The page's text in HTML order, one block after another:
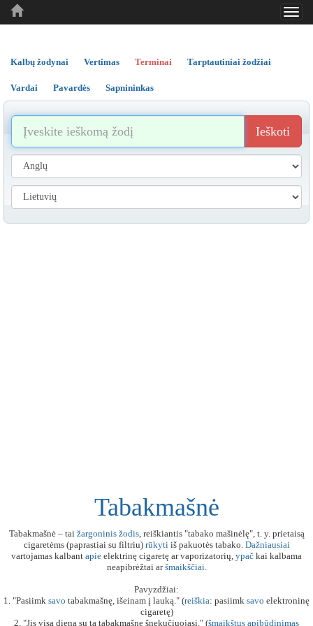
..
..
Kalbų žodynai Vertimas Terminai Tarptautiniai žodžiai
Vardai Pavardės Sapnininkas
Ieškoti
Tabakmašnė
Tabakmašnė – tai žargoninis žodis, reiškiantis "tabako mašinėlę", t. y. prietaisą
cigaretėms (paprastiai su filtriu) rūkytiiš pakuotės tabako. Dažniausiai
vartojamas kalbant apie elektrinę cigaretę ar vaporizatorių, ypač kai kalbama
neapibrėžtai aršmaikščiai.
Pavyzdžiai:
1. "Pasiimk savo tabakmašnę, išeinam į lauką." (reiškia: pasiimk savo elektroninę
cigaretę)
2. "Jis visą dieną su ta tabakmašne šnekučiuojasi." (šmaikštus apibūdinimas